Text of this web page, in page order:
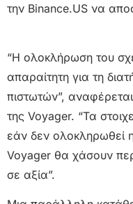
την Binance.US να
“Η ολοκλήρωση του
απαραίτητη για τη
πιστωτών”,
της Voyager. “Τα
εάν δεν ολοκληρωθεί
Voyager θα χάσουν
σε αξία”.